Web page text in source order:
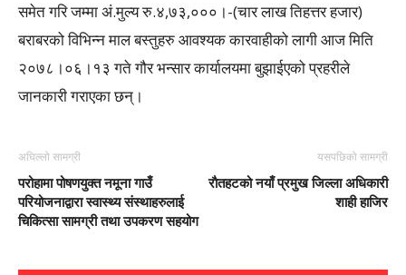
समेत गरि जम्मा अं.मुल्य रु.४,७३,०००।-(चार लाख तिहत्तर हजार)
बराबरको विभिन्न माल बस्तुहरु आवश्यक कारवाहीको लागी आज मिति
२०७८।०६।१३ गते गौर भन्सार कार्यालयमा बुझाईएको प्रहरीले
जानकारी गराएका छन्।
अघिल्लो सामग्री
परोहामा पोषणयुक्त नमूना गाउँ
परियोजनाद्वारा स्वास्थ्य संस्थाहरुलाई
चिकित्सा सामग्री तथा उपकरण सहयोग
यसपछिको सामग्री
राैतहटको नयाँ प्रमुख जिल्ला अधिकारी
शाही हाजिर